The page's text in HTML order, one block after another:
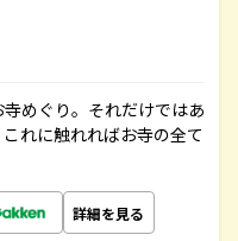
めぐり。それだけではあ
れに触れればお寺の全て
詳細を見る